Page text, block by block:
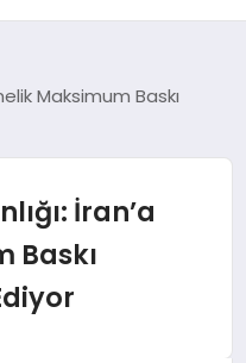
Maksimum Baskı
İran’a
Baskı